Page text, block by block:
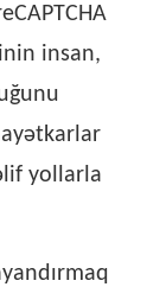
insan,
yollarla